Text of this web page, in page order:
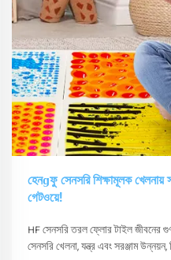
হেনɡফু সেনসরি শিক্ষামূলক
গেটওয়ে!
HF সেনসরি তরল ফ্লোর টাইল জীবনের
সেনসরি খেলনা, যন্ত্র এবং সরঞ্জাম